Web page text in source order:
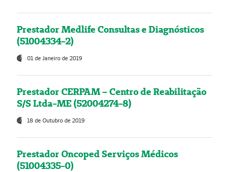
Prestador Medlife Consultas e Diagnósticos
(51004334-2)
01 de Janeiro de 2019
Prestador CERPAM – Centro de Reabilitação
S/S Ltda-ME (52004274-8)
18 de Outubro de 2019
Prestador Oncoped Serviços Médicos
(51004335-0)